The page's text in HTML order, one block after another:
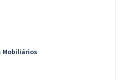
Mobiliários